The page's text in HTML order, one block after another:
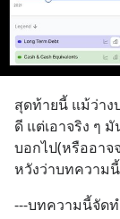
สุดท้ายนี้ แม้ว่า
ดี แต่เอาจริง ๆ
บอกไป(หรืออาจ
หวังว่าบทความ
---บทความนี้จัด